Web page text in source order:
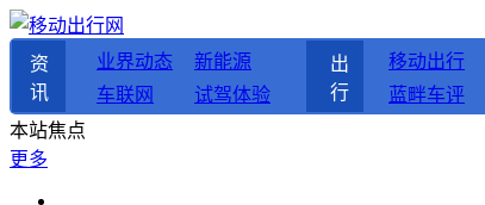
资
讯
业界动态
新能源
车联网
试驾体验
出
行
移动出行
蓝畔车评
本站焦点
更多